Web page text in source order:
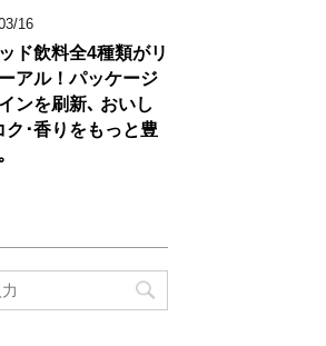
16
ド飲料全4種類がリ
アル！パッケージ
ンを刷新､ おいし
ク･香りをもっと豊